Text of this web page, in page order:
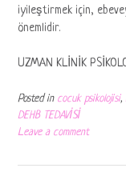
iyileştirmek için,
önemlidir.
UZMAN KLİNİK
Posted in cocuk psikolojisi,
DEHB TEDAVİSİ
Leave a comment